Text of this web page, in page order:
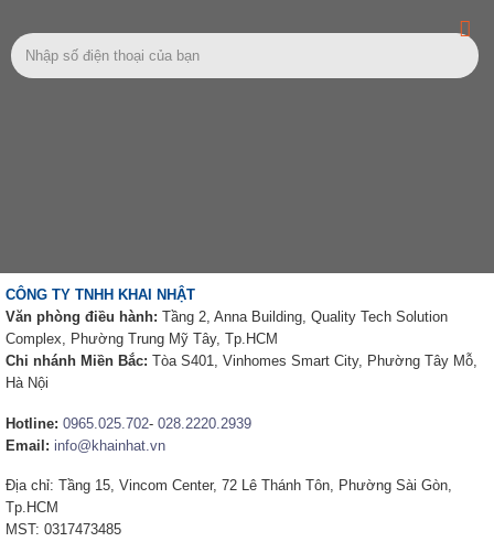
CÔNG TY TNHH KHAI NHẬT
Văn phòng điều hành: Tầng 2, Anna Building, Quality Tech Solution
Complex, Phường Trung Mỹ Tây, Tp.HCM
Chi nhánh Miền Bắc: Tòa S401, Vinhomes Smart City, Phường Tây Mỗ,
Hà Nội
Hotline: 0965.025.702- 028.2220.2939
Email: info@khainhat.vn
Địa chỉ: Tầng 15, Vincom Center, 72 Lê Thánh Tôn, Phường Sài Gòn,
Tp.HCM
MST: 0317473485